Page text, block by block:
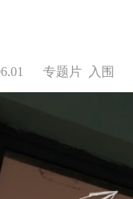
专题片 入围